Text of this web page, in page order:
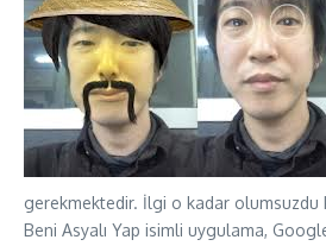
gerekmektedir. İlgi o kadar olumsuzdu
Beni Asyalı Yap isimli uygulama,